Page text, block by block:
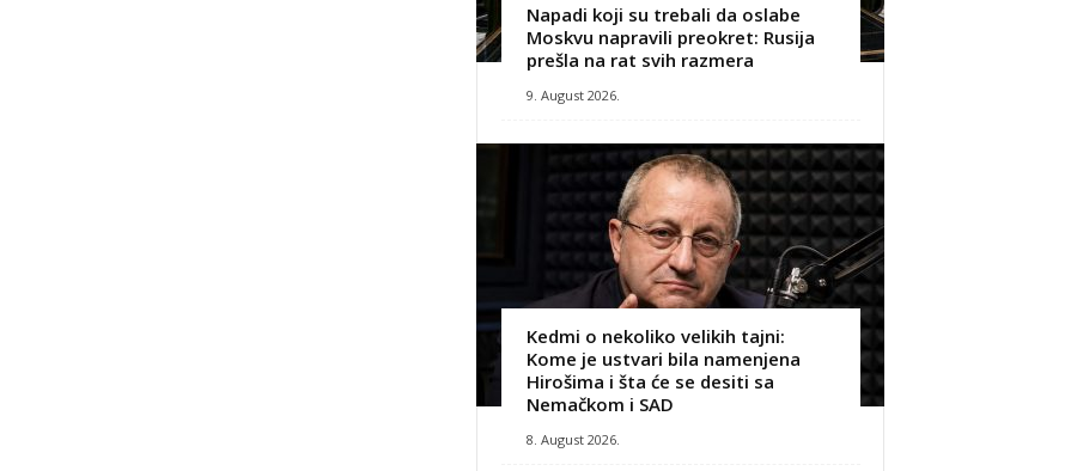
Napadi koji su trebali da oslabe
Moskvu napravili preokret: Rusija
prešla na rat svih razmera
9. August 2026.
Kedmi o nekoliko velikih tajni:
Kome je ustvari bila namenjena
Hirošima i šta će se desiti sa
Nemačkom i SAD
8. August 2026.